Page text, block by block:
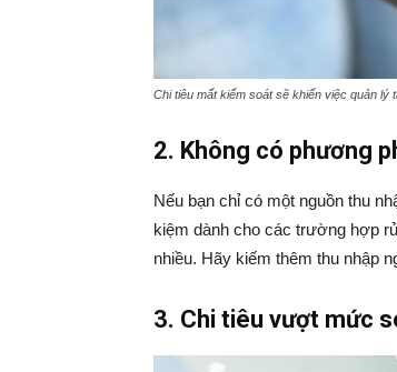
Chi tiêu mất kiểm soát sẽ khiến việc quản lý
2. Không có phương
Nếu bạn chỉ có một nguồn thu
kiệm dành cho các trường hợp
nhiều. Hãy kiếm thêm thu nhập
3. Chi tiêu vượt mức